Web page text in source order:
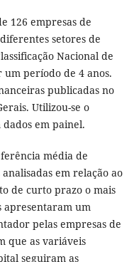
126 empresas de
setores de
Nacional de
um período de 4 anos.
publicadas no
Utilizou-se o
em painel.
média de
em relação ao
de curto prazo o mais
apresentaram um
pelas empresas de
que as variáveis
seguiram as